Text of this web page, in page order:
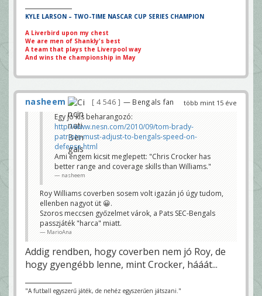
KYLE LARSON – TWO-TIME NASCAR CUP SERIES CHAMPION
A Liverbird upon my chest
We are men of Shankly's best
A team that plays the Liverpool way
And wins the championship in May
több mint 15 éve
nasheem 4 546 — Bengals fan
Egy jó kis beharangozó:
http://www.nesn.com/2010/09/tom-brady-
patriots-must-adjust-to-bengals-speed-on-
defense.html
Ami engem kicsit meglepett: "Chris Crocker has
better range and coverage skills than Williams."
nasheem
Roy Williams coverben sosem volt igazán jó úgy tudom,
ellenben nagyot üt 😀.
Szoros meccsen győzelmet várok, a Pats SEC-Bengals
passzjáték "harca" miatt.
MarioAna
Addig rendben, hogy coverben nem jó Roy, de
hogy gyengébb lenne, mint Crocker, hááát...
"A futball egyszerű játék, de nehéz egyszerűen játszani."